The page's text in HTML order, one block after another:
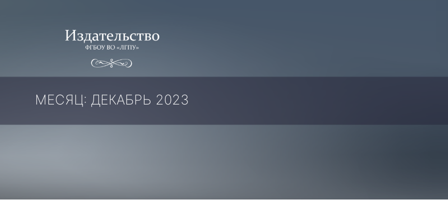
МЕСЯЦ: ДЕКАБРЬ 2023